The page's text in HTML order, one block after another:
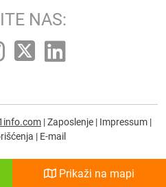
NAS:
|Zaposlenje | Impressum |
| E-mail
Prikaži na mapi